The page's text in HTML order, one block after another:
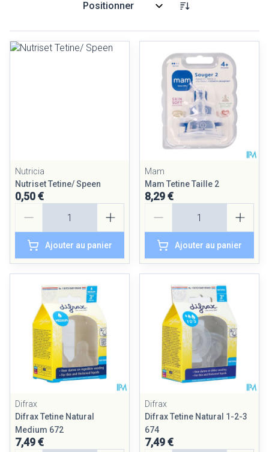
Trier par:
Nutricia
Nutriset Tetine/ Speen
0,50 €
Ajouter au panier
Mam
Mam Tetine Taille 2
8,29 €
Ajouter au panier
Difrax
Difrax Tetine Natural
Medium 672
7,49 €
Difrax
Difrax Tetine Natural 1-2-3
674
7,49 €